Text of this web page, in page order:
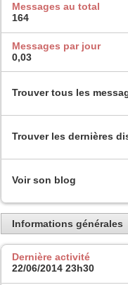
Messages au total
164
Messages par jour
0,03
Trouver tous les
Trouver les dernières
Voir son blog
Informations générales
Dernière activité
22/06/2014 23h30